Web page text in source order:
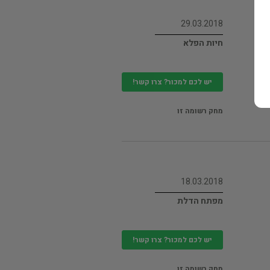
29.03.2018
חיות הפלא
יש לכם למכור? צרו קשר!
מחק רשומה זו
18.03.2018
מפתח הדלת
יש לכם למכור? צרו קשר!